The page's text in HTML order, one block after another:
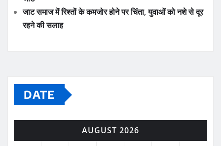
जाट समाज में रिश्तों के कमजोर होने पर चिंता, युवाओं को नशे से दूर
रहने की सलाह
DATE
AUGUST 2026